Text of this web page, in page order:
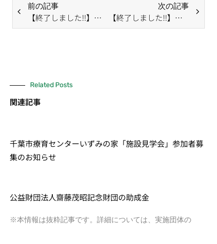
前の記事
【終了しました‼】【急募・3月8日まで】職員（専門員［日常生活自立支援事業］）の募集
次の記事
【終了しました‼】 【急募
Related Posts
関連記事
千葉市療育センターいずみの家「施設見学会」参加者募
集のお知らせ
公益財団法人齋藤茂昭記念財団の助成金
※本情報は抜粋記事です。詳細については、実施団体の